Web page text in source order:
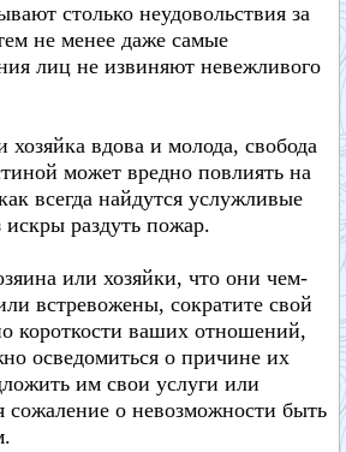
столько неудовольствия за
не менее даже самые
лиц не извиняют невежливого
хозяйка вдова и молода, свобода
может вредно повлиять на
всегда найдутся услужливые
раздуть пожар.
или хозяйки, что они чем-
встревожены, сократите свой
короткости ваших отношений,
осведомиться о причине их
им свои услуги или
сожаление о невозможности быть